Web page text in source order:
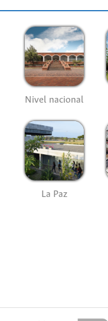
Nivel nacional
La Paz